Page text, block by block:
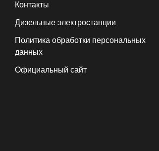
Контакты
Дизельные электростанции
Политика обработки персональных
данных
Официальный сайт